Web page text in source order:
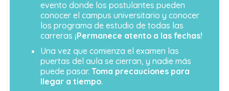
evento donde los postulantes pueden
conocer el campus universitario y conocer
los programa de estudio de todas las
carreras ¡Permanece atento a las fechas!
Una vez que comienza el examen las
puertas del aula se cierran, y nadie más
puede pasar. Toma precauciones para
llegar a tiempo.